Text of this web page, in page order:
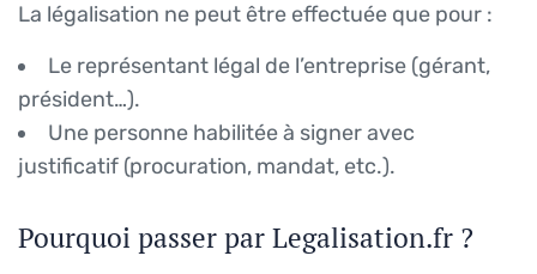
La légalisation ne peut être effectuée que pour :
Le représentant légal de l’entreprise (gérant,
président…).
Une personne habilitée à signer avec
justificatif (procuration, mandat, etc.).
Pourquoi passer par Legalisation.fr ?